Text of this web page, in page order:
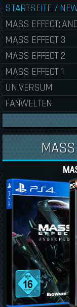
STARTSEITE /
MASS EFFECT:
MASS EFFECT 3
MASS EFFECT 2
MASS EFFECT 1
UNIVERSUM
FANWELTEN